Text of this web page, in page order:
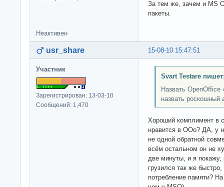
За тем же, зачем и MS
пакеты.
Неактивен
15-08-10 15:47:51
usr_share
Участник
Зарегистрирован: 13-03-10
Сообщений: 1,470
Svart Testare
Назвать
назвать роскошный
Хороший комплимент в
нравится в OOo? ДА, у
не одной обратной
всём остальном он не
две минуты, и я
грузился так же
потребление памяти?